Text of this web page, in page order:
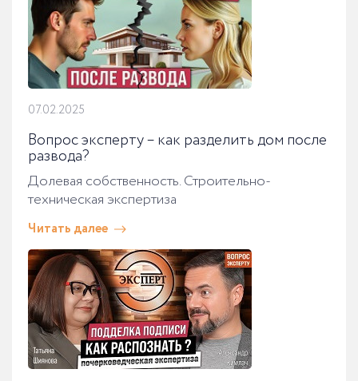
07.02.2025
Вопрос эксперту – как разделить дом после
развода?
Долевая собственность. Строительно-
техническая экспертиза
Читать далее